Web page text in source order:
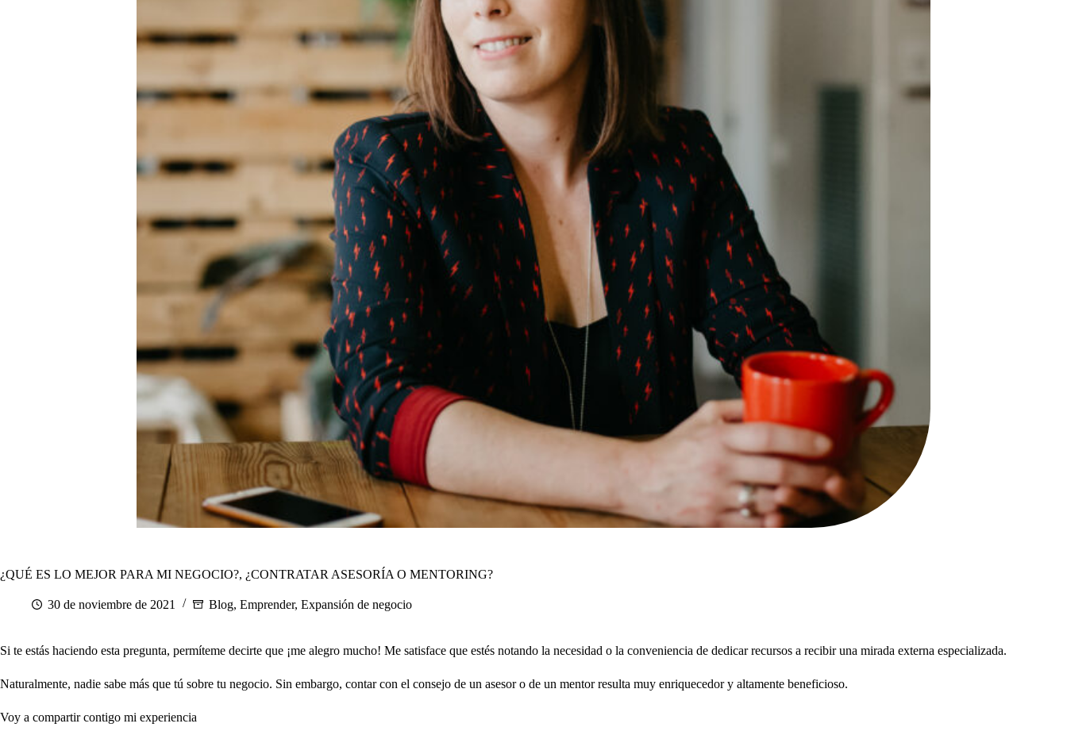
¿QUÉ ES LO MEJOR PARA MI NEGOCIO?, ¿CONTRATAR ASESORÍA O MENTORING?
30 de noviembre de 2021 Blog, Emprender, Expansión de negocio
Si te estás haciendo esta pregunta, permíteme decirte que ¡me alegro mucho! Me satisface que estés notando la necesidad o la conveniencia de dedicar recursos a recibir una mirada externa especializada.
Naturalmente, nadie sabe más que tú sobre tu negocio. Sin embargo, contar con el consejo de un asesor o de un mentor resulta muy enriquecedor y altamente beneficioso.
Voy a compartir contigo mi experiencia